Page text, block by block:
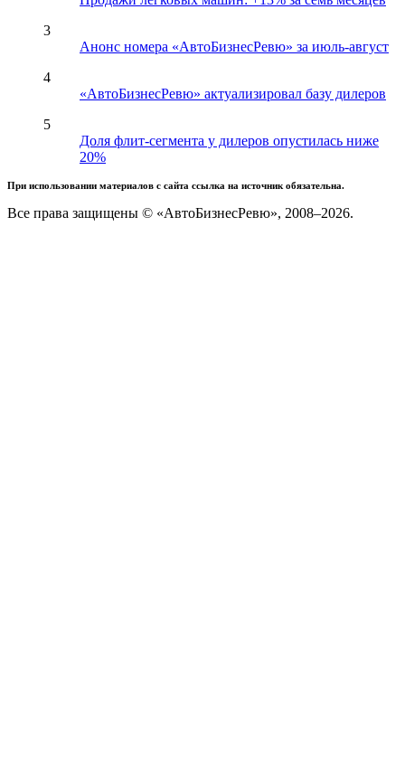
3
Анонс номера «АвтоБизнесРевю» за июль-август
4
«АвтоБизнесРевю» актуализировал базу дилеров
5
Доля флит-сегмента у дилеров опустилась ниже
20%
При использовании материалов с сайта ссылка на источник обязательна.
Все права защищены © «АвтоБизнесРевю», 2008–2026.